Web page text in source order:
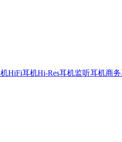
HiFi耳机Hi-Res耳机监听耳机商